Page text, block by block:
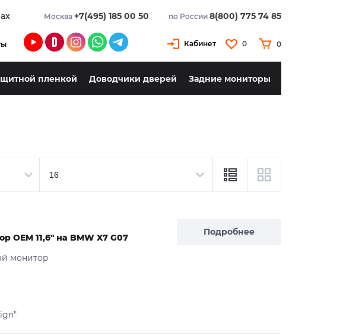
Москва +7(495) 185 00 50 по России 8(800) 775 74 85
Кабинет 0 0
пленкой Доводчики дверей Задние мониторы
Подробнее
OEM 11,6" на BMW X7 G07
монитор